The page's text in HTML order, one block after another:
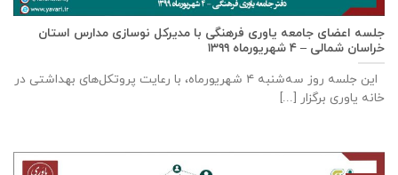
جلسه اعضای جامعه ياوری فرهنگی با مدیركل نوسازی مدارس استان
خراسان شمالی – ٤ شهریورماه ۱۳۹۹
این جلسه روز سه‌‌شنبه ٤ شهریورماه، با رعایت پروتکل‌های بهداشتی در
خانه ياوری برگزار [...]